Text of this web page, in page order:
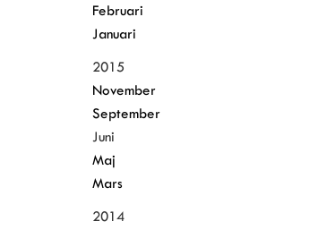
Februari
Januari
2015
November
September
Juni
Maj
Mars
2014